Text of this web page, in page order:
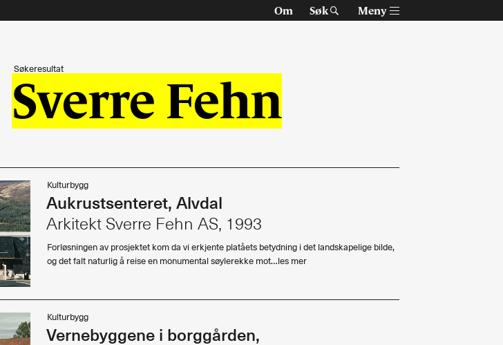
Om Søk Meny
Artikler
Debatt
Interiør
Landskap
Kunst
Om Arkitektur N
Tidsskriftet
Siste utgave
Alle utgaver
Søkeresultat
Sverre Fehn
Kulturbygg
Aukrustsenteret, Alvdal
Arkitekt Sverre Fehn AS, 1993
Forløsningen av prosjektet kom da vi erkjente platåets betydning i det landskapelige bilde,
og det falt naturlig å reise en monumental søylerekke mot…les mer
Kulturbygg
Vernebyggene i borggården,